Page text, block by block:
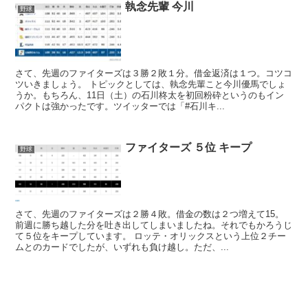
野球 執念先輩 今川
さて、先週のファイターズは３勝２敗１分。借金返済は１つ。コツコ
ツいきましょう。 トピックとしては、執念先輩こと今川優馬でしょ
うか。もちろん、11日（土）の石川柊太を初回粉砕というのもイン
パクトは強かったです。ツイッターでは「#石川キ...
野球 ファイターズ ５位 キープ
さて、先週のファイターズは２勝４敗。借金の数は２つ増えて15。
前週に勝ち越した分を吐き出してしまいましたね。それでもかろうじ
て５位をキープしています。 ロッテ・オリックスという上位２チー
ムとのカードでしたが、いずれも負け越し。ただ、...